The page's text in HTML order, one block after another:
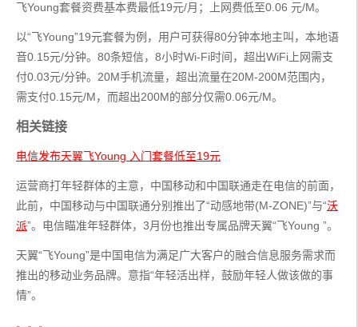
飞Young套餐资费基本费最低19元/月；上网费低至0.06 元/M。
以“飞Young”19元套餐为例，用户可获得80分钟本地主叫，本地语
音0.15元/分钟。80条短信，8小时Wi-Fi时间，超出WiFi上网需支
付0.03元/分钟。20M手机流量，超出流量在20M-200M范围内，
需支付0.15元/M，而超出200M的部分仅需0.06元/M。
相关链接
电信发布天翼飞Young 入门套餐低至19元
运营商打年轻群体的主意，中国移动和中国联通走在电信的前面，
此前，中国移动与中国联通分别推出了“动感地带(M-ZONE)”与“沃
派”。电信瞄准年轻群体，3月份也推出专属品牌天翼“飞Young ”。
天翼“飞Young”是中国电信为满足广大客户的融合信息服务需求而
推出的移动业务品牌。意指“年轻活出样，鼓励年轻人做该做的事
情”。